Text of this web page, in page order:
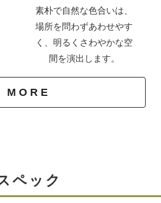
ブテール）」と呼ばれる組み方で
素朴で自然な色合いは、
場所を問わずあわせやす
く、明るくさわやかな空
間を演出します。
MORE
ペック